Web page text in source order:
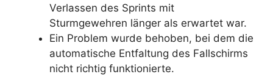
Verlassen des Sprints mit
Sturmgewehren länger als erwartet war.
Ein Problem wurde behoben, bei dem die
automatische Entfaltung des Fallschirms
nicht richtig funktionierte.